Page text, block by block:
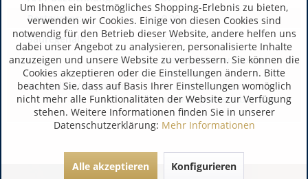
Restzucker:
0,00
Säuregehalt:
0,00
Hersteller / Importeur:
WeingutMaison Bouvet
Ladubay
FR 49400 Saumur
www.bouvetladubay.com
Um Ihnen ein bestmögliches Shopping-Erlebnis zu bieten,
verwenden wir Cookies. Einige von diesen Cookies sind
notwendig für den Betrieb dieser Website, andere helfen uns
dabei unser Angebot zu analysieren, personalisierte Inhalte
anzuzeigen und unsere Website zu verbessern. Sie können die
Cookies akzeptieren oder die Einstellungen ändern. Bitte
beachten Sie, dass auf Basis Ihrer Einstellungen womöglich
nicht mehr alle Funktionalitäten der Website zur Verfügung
stehen. Weitere Informationen finden Sie in unserer
Datenschutzerklärung: Mehr Informationen
Alle akzeptieren Konfigurieren